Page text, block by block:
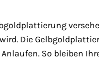
Die
So bleiben